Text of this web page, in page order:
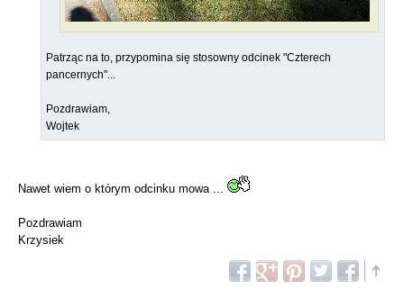
Patrząc na to, przypomina się stosowny odcinek "Czterech
pancernych"...
Pozdrawiam,
Wojtek
Nawet wiem o którym odcinku mowa ...
Pozdrawiam
Krzysiek